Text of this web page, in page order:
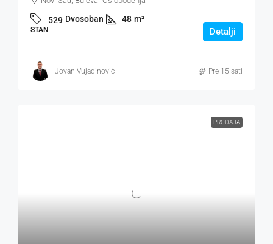
529 Dvosoban 48 m²
STAN Detalji
Jovan Vujadinović Pre 15 sati
PRODAJA